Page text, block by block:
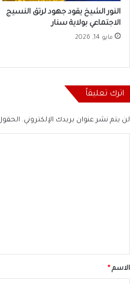
النور الشيخ يقود جهود لرتق النسيج
الاجتماعي بولاية سنار
مايو 14, 2026
اترك تعليقاً
لن يتم نشر عنوان بريدك الإلكتروني.
*الاسم*